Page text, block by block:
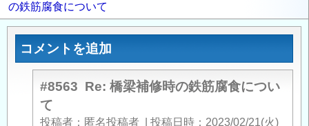
動ン
く
の鉄筋腐食について
コメントを追加
#8563 Re: 橋梁補修時の鉄筋腐食につい
て
投稿者 匿名投稿者 投稿日時
2023/02/21(火)